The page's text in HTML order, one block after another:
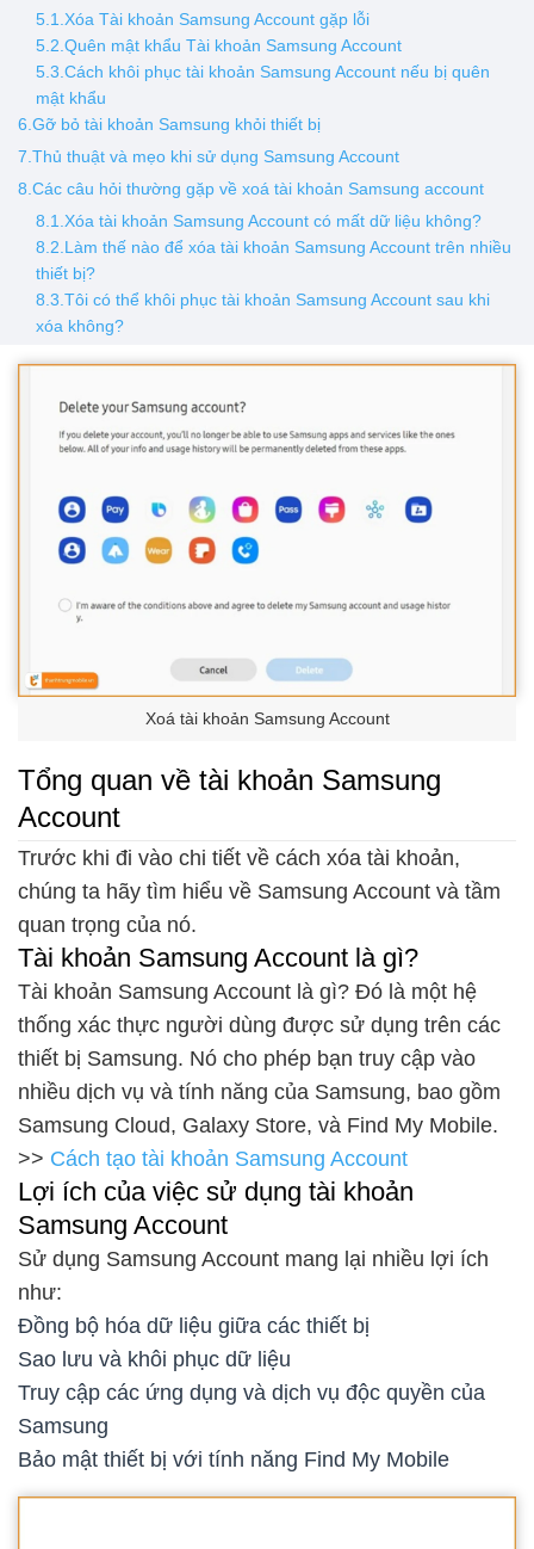
5.1.Xóa Tài khoản Samsung Account gặp lỗi
5.2.Quên mật khẩu Tài khoản Samsung Account
5.3.Cách khôi phục tài khoản Samsung Account nếu bị quên
mật khẩu
6.Gỡ bỏ tài khoản Samsung khỏi thiết bị
7.Thủ thuật và mẹo khi sử dụng Samsung Account
8.Các câu hỏi thường gặp về xoá tài khoản Samsung account
8.1.Xóa tài khoản Samsung Account có mất dữ liệu không?
8.2.Làm thế nào để xóa tài khoản Samsung Account trên nhiều
thiết bị?
8.3.Tôi có thể khôi phục tài khoản Samsung Account sau khi
xóa không?
Xoá tài khoản Samsung Account
Tổng quan về tài khoản Samsung
Account
Trước khi đi vào chi tiết về cách xóa tài khoản,
chúng ta hãy tìm hiểu về Samsung Account và tầm
quan trọng của nó.
Tài khoản Samsung Account là gì?
Tài khoản Samsung Account là gì? Đó là một hệ
thống xác thực người dùng được sử dụng trên các
thiết bị Samsung. Nó cho phép bạn truy cập vào
nhiều dịch vụ và tính năng của Samsung, bao gồm
Samsung Cloud, Galaxy Store, và Find My Mobile.
>> Cách tạo tài khoản Samsung Account
Lợi ích của việc sử dụng tài khoản
Samsung Account
Sử dụng Samsung Account mang lại nhiều lợi ích
như:
Đồng bộ hóa dữ liệu giữa các thiết bị
Sao lưu và khôi phục dữ liệu
Truy cập các ứng dụng và dịch vụ độc quyền của
Samsung
Bảo mật thiết bị với tính năng Find My Mobile